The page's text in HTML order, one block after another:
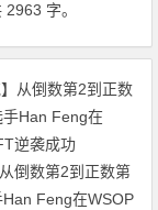
字。
从倒数第2到正数第
Feng在WSOP